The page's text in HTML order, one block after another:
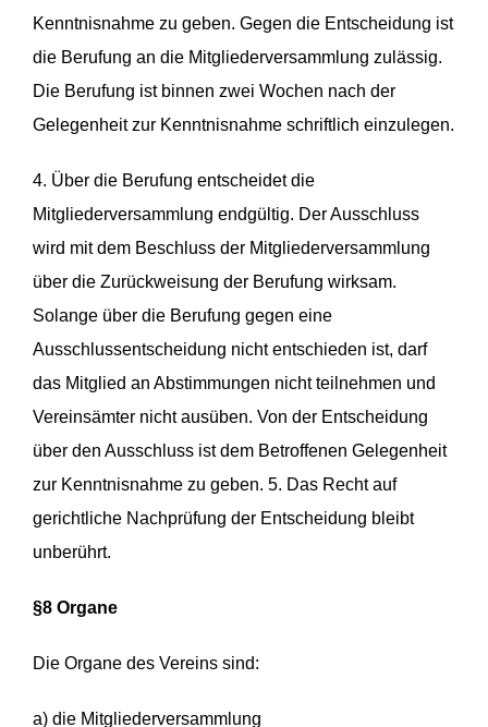
Kenntnisnahme zu geben. Gegen die Entscheidung ist
die Berufung an die Mitgliederversammlung zulässig.
Die Berufung ist binnen zwei Wochen nach der
Gelegenheit zur Kenntnisnahme schriftlich einzulegen.
4. Über die Berufung entscheidet die
Mitgliederversammlung endgültig. Der Ausschluss
wird mit dem Beschluss der Mitgliederversammlung
über die Zurückweisung der Berufung wirksam.
Solange über die Berufung gegen eine
Ausschlussentscheidung nicht entschieden ist, darf
das Mitglied an Abstimmungen nicht teilnehmen und
Vereinsämter nicht ausüben. Von der Entscheidung
über den Ausschluss ist dem Betroffenen Gelegenheit
zur Kenntnisnahme zu geben. 5. Das Recht auf
gerichtliche Nachprüfung der Entscheidung bleibt
unberührt.
§8 Organe
Die Organe des Vereins sind:
a) die Mitgliederversammlung